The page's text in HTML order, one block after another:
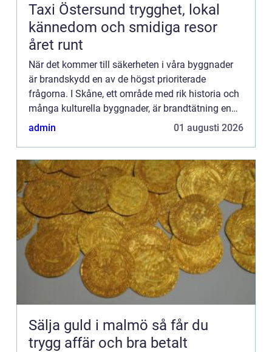
Taxi Östersund trygghet, lokal
kännedom och smidiga resor
året runt
När det kommer till säkerheten i våra byggnader
är brandskydd en av de högst prioriterade
frågorna. I Skåne, ett område med rik historia och
många kulturella byggnader, är brandtätning en
ce...
admin 01 augusti 2026
Sälja guld i malmö så får du
trygg affär och bra betalt